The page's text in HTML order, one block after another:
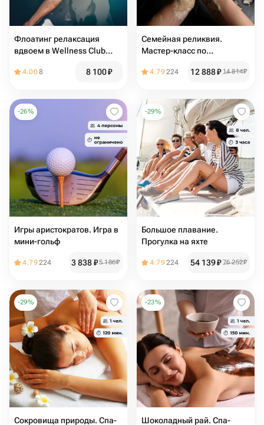
Флоатинг релаксация
вдвоем в Wellness Club
4.008 8 100₽
Семейная реликвия.
Мастер-класс по
4.79224 12 888₽ 14 814₽
-26%
Игры аристократов. Игра в
мини-гольф
4.79224 3 838₽5 186₽
-29%
Большое плавание.
Прогулка на яхте
4.79224 54 139₽ 76 252₽
-29%
Сокровища природы. Спа-
-23%
Шоколадный рай. Спа-